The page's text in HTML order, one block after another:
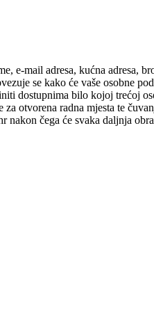
e-mail adresa, kućna adresa,
se kako će vaše osobne
bilo kojoj trećoj
otvorena radna mjesta te
čega će svaka daljnja